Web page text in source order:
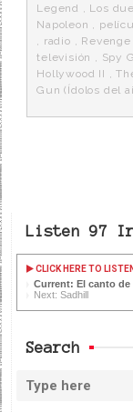
Legend , Los
Napoleon ,
, radio , Revenge
televisión , Spy
Hollywood II ,
Gun (Ídolos del
Listen 97
CLICK HERE TO
Current: El canto
Next: Sadhill
Search